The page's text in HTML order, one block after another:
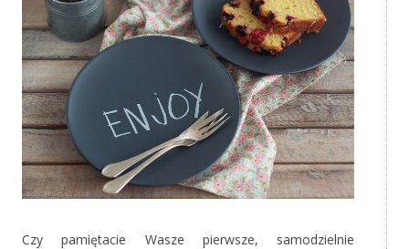
Czy pamiętacie Wasze pierwsze, samodzielnie